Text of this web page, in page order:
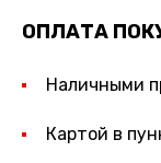
ОПЛАТА
Наличными
Картой в